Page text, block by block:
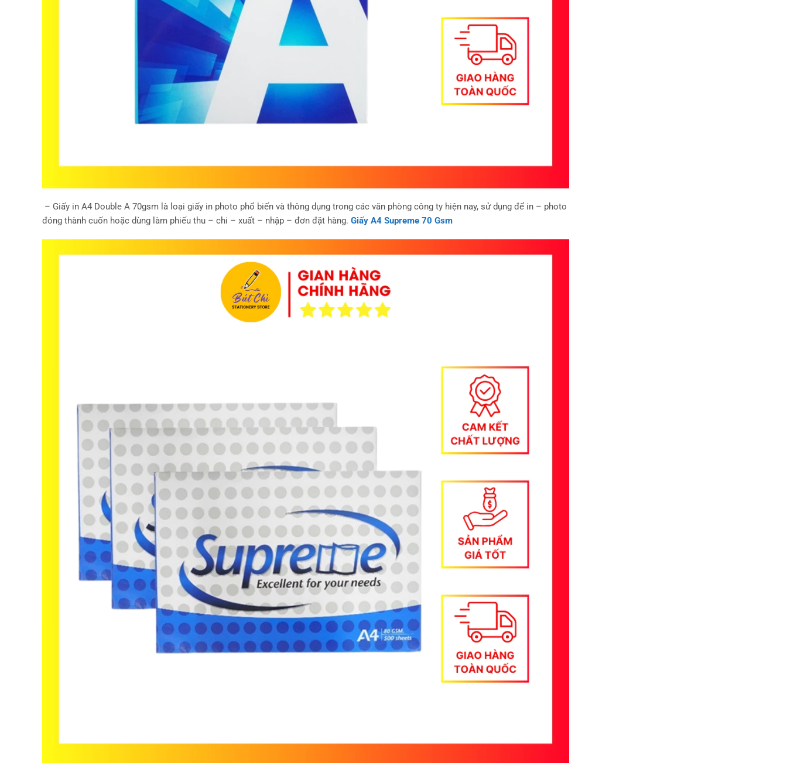
– Giấy in A4 Double A 70gsm là loại giấy in photo phổ biến và thông dụng trong các văn phòng công ty hiện nay, sử dụng để in – photo
đóng thành cuốn hoặc dùng làm phiếu thu – chi – xuất – nhập – đơn đặt hàng. Giấy A4 Supreme 70 Gsm